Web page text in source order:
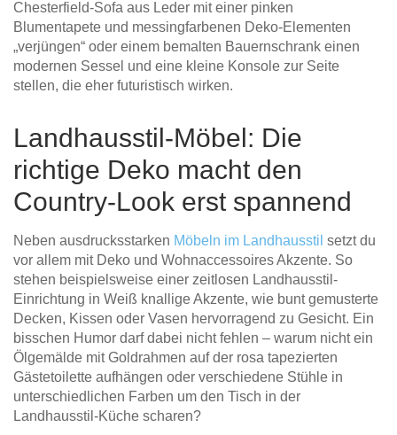
Chesterfield-Sofa aus Leder mit einer pinken
Blumentapete und messingfarbenen Deko-Elementen
„verjüngen“ oder einem bemalten Bauernschrank einen
modernen Sessel und eine kleine Konsole zur Seite
stellen, die eher futuristisch wirken.
Landhausstil-Möbel: Die
richtige Deko macht den
Country-Look erst spannend
Neben ausdrucksstarken Möbeln im Landhausstil setzt du
vor allem mit Deko und Wohnaccessoires Akzente. So
stehen beispielsweise einer zeitlosen Landhausstil-
Einrichtung in Weiß knallige Akzente, wie bunt gemusterte
Decken, Kissen oder Vasen hervorragend zu Gesicht. Ein
bisschen Humor darf dabei nicht fehlen – warum nicht ein
Ölgemälde mit Goldrahmen auf der rosa tapezierten
Gästetoilette aufhängen oder verschiedene Stühle in
unterschiedlichen Farben um den Tisch in der
Landhausstil-Küche scharen?